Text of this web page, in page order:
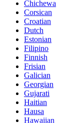
Chichewa
Corsican
Croatian
Dutch
Estonian
Filipino
Finnish
Frisian
Galician
Georgian
Gujarati
Haitian
Hausa
Hawaiian